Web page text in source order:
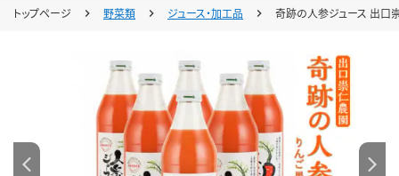
トップページ 野菜類 ジュース・加工品 奇跡の人参ジュース 出口